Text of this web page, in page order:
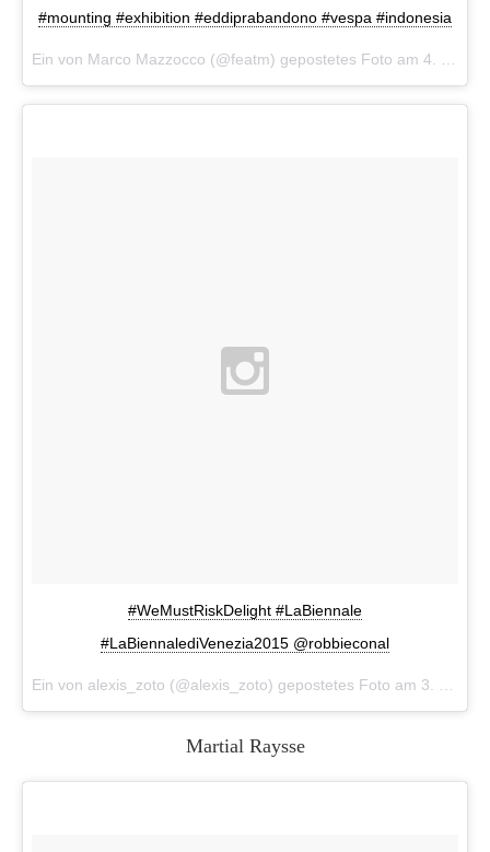
#mounting #exhibition #eddiprabandono #vespa #indonesia
Ein von Marco Mazzocco (@featm) gepostetes Foto am 4. Mai 2015 um 3:37 Uhr
#WeMustRiskDelight #LaBiennale
#LaBiennalediVenezia2015 @robbieconal
Ein von alexis_zoto (@alexis_zoto) gepostetes Foto am 3. Mai 2015 um 5:49 Uhr
Martial Raysse